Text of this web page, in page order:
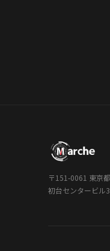
〒151-0061 東京
初台センタービル